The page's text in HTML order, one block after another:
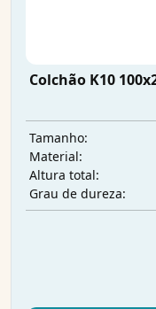
Colchão K10
Tamanho:
Material:
Altura total:
Grau de dureza: